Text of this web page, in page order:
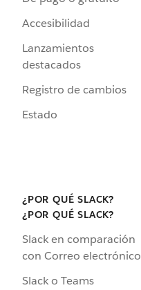
Accesibilidad
Lanzamientos
destacados
Registro de cambios
Estado
¿POR QUÉ SLACK?
¿POR QUÉ SLACK?
Slack en comparación
con Correo electrónico
Slack o Teams